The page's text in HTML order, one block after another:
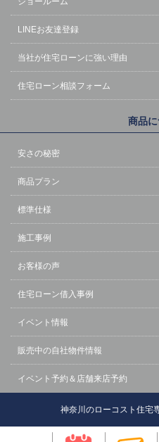
LINEお友達登録
当社が住宅ローンに強い理由
住宅ローン相談フォーム
商品
安さの秘密
商品プラン
標準仕様
施工事例
お客様の声
住宅ローン借入事例
イベント情報
販売中の自社物件情報
イベント予約＆店舗来店予約
神奈川のローコスト住宅